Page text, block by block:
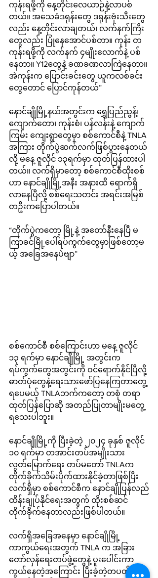
ကုန်းရဖို့ကို နေ့တိုင်းလေယာဉ်နဲ့လာပစ်
တယ်။ အသေခံဒရုန်းတွေ ဒရုန်းဗုံးသီးတွေ
လည်း နေ့တိုင်းလာချတယ်၊ လက်နက်ကြီး
တွေလည်း ပြုံနေအောင်ပစ်တာ။ ကုန်း တ
ကုန်းရဖို့ကို လက်နက် ၄မျိုးလောက်နဲ့ ပစ်
နေတာ။ Y12တွေနဲ့ ခဏခဏလာကြဲနေတာ။
အဲကုန်းက ပြောင်းခင်းတွေ ယူကလစ်ခင်း
တွေတောင် ပြောင်ကုန်တယ်”
နောင်ချိုမြို့နယ်အတွင်းက ရွှေပြည်ညွန့်၊
ကျောက်တော၊ ကုန်းစံ၊ ပန်လန်းနဲ့ ကျောက်
ကြမ်း ကျေးရွာတွေမှာ စစ်ကောင်စီနဲ့ TNLA
အကြား တိုက်ပွဲဆက်လက်ဖြစ်ပွားနေတယ်
လို့ မနေ့ ဇူလိုင် ၁၃ရက်မှာ ထုတ်ပြန်ထားပါ
တယ်။ လက်ရှိမှာတော့ စစ်ကောင်စီထိုးစစ်
ဟာ နောင်ချိုမြို့အနီး အနားထိ ရောက်ရှိ
လာနေပြီလို့ စစ်ရေးသတင်း အရင်းအမြစ်
တဦးကပြောပါတယ်။
“တိုက်ပွဲကတော့ မြို့နဲ့ အတော်နီးနေပြီ မ
ကြာခင်မြို့ပေါ်ရပ်ကွက်တွေမှာဖြစ်တော့မ
ယ့် အခြေအနေပဲဗျာ”
စစ်ကောင်စီ စစ်ကြောင်းဟာ မနေ့ ဇူလိုင်
၁၃ ရက်မှာ နောင်ချိုမြို့ အတွင်းက
ရပ်ကွက်တွေအတွင်းကို ဝင်ရောက်နိုင်ပြီလို့
ဓာတ်ပုံတွေနဲ့ရေးသားဖော်ပြနေကြတာတွေ့
ရပေမယ့် TNLAဘက်ကတော့ တစုံ တရာ
ထုတ်ပြန်ပြောဆို အတည်ပြုတာမျိုးမတွေ့
ရသေးပါဘူး။
နောင်ချိုမြို့ကို ပြီးခဲ့တဲ့ ၂၀၂၄ ခုနှစ် ဇူလိုင်
၁၀ ရက်မှာ တအာင်းတပ်အမျိုးသား
လွတ်မြောက်ရေး တပ်မတော် TNLAက
တိုက်ခိုက်သိမ်းပိုက်ထားနိုင်ခဲ့တာဖြစ်ပြီး
လက်ရှိမှာ စစ်ကောင်စီက နောင်ချိုပြန်လည်
ထိန်းချုပ်နိုင်ရေးအတွက် ထိုးစစ်ဆင်
တိုက်ခိုက်နေတာလည်းဖြစ်ပါတယ်။
လက်ရှိအခြေအနေမှာ နောင်ချိုမြို့
ကာကွယ်ရေးအတွက် TNLA က အခြား
တော်လှန်ရေးတပ်ဖွဲ့တွေနဲ့ ပူးပေါင်းကာ
ကွယ်နေတဲ့အကြောင်း ပြီးခဲ့တဲ့တပတ်က